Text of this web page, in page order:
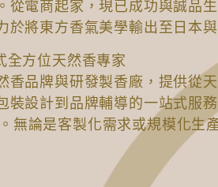
從電商起家，現已成功與誠品
於將東方香氣美學輸出至日本
全方位天然香專家
香品牌與研發製香廠，提供從
裝設計到品牌輔導的一站式服務
。無論是客製化需求或規模化生